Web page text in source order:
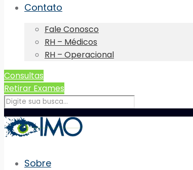
Contato
Fale Conosco
RH – Médicos
RH – Operacional
Consultas
Retirar Exames
Sobre